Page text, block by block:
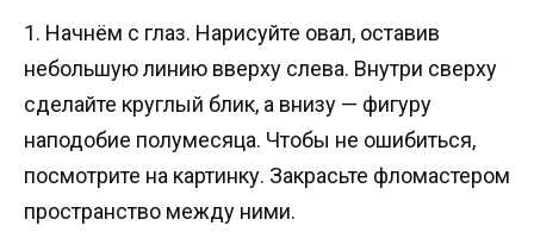
1. Начнём с глаз. Нарисуйте овал, оставив
небольшую линию вверху слева. Внутри сверху
сделайте круглый блик, а внизу — фигуру
наподобие полумесяца. Чтобы не ошибиться,
посмотрите на картинку. Закрасьте фломастером
пространство между ними.